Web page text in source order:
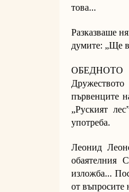
това...
Разказваше
думите: „Ще
ОБЕДНОТО
първенците
„Руският
употреба.
Леонид
обаятелния
изложба...
от въпросите